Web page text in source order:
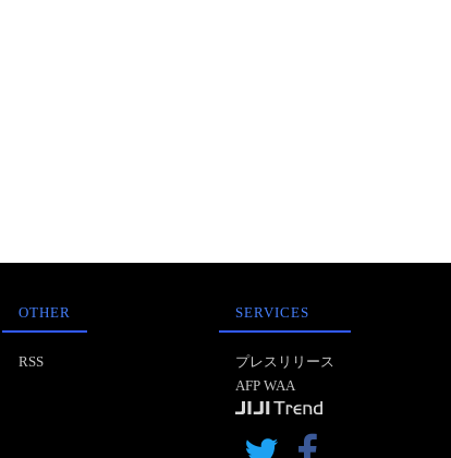
OTHER
RSS
SERVICES
プレスリリース
AFP WAA